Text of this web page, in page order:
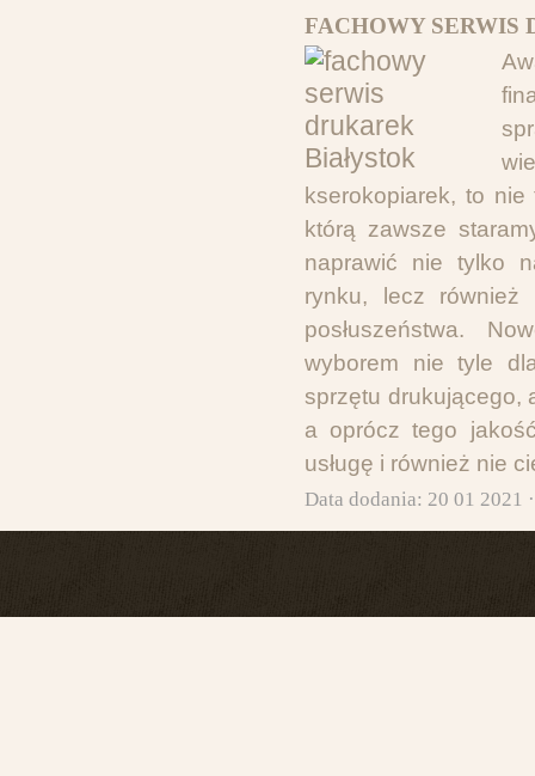
FACHOWY SERWIS
kserokopiarek, to
którą zawsze
naprawić nie tylko
rynku, lecz również
posłuszeństwa.
wyborem nie tyle
sprzętu drukującego,
a oprócz tego
usługę i również nie
Data dodania: 20 01 2021